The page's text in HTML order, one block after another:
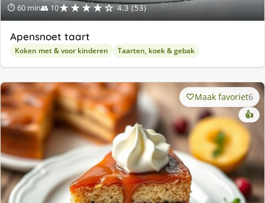
⏱ 60 min👥 10★★★★☆ 4.3 (53)
Apensnoet taart
Koken met & voor kinderen Taarten, koek & gebak
Maak favoriet6
👍